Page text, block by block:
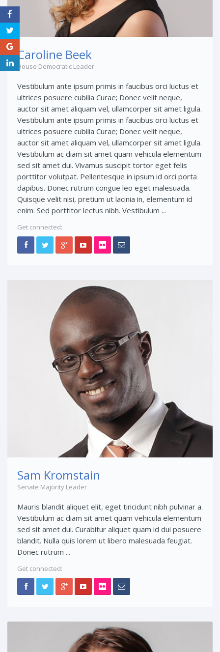
Caroline Beek
House Democratic Leader
Vestibulum ante ipsum primis in faucibus orci luctus et
ultrices posuere cubilia Curae; Donec velit neque,
auctor sit amet aliquam vel, ullamcorper sit amet ligula.
Vestibulum ante ipsum primis in faucibus orci luctus et
ultrices posuere cubilia Curae; Donec velit neque,
auctor sit amet aliquam vel, ullamcorper sit amet ligula.
Vestibulum ac diam sit amet quam vehicula elementum
sed sit amet dui. Vivamus suscipit tortor eget felis
porttitor volutpat. Pellentesque in ipsum id orci porta
dapibus. Donec rutrum congue leo eget malesuada.
Quisque velit nisi, pretium ut lacinia in, elementum id
enim. Sed porttitor lectus nibh. Vestibulum ...
Get connected:
Sam Kromstain
Senate Majority Leader
Mauris blandit aliquet elit, eget tincidunt nibh pulvinar a.
Vestibulum ac diam sit amet quam vehicula elementum
sed sit amet dui. Curabitur aliquet quam id dui posuere
blandit. Nulla quis lorem ut libero malesuada feugiat.
Donec rutrum ...
Get connected: